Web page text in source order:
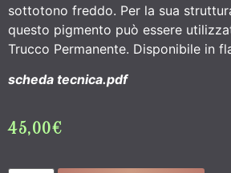
sottotono freddo. Per la sua
questo pigmento può essere
Trucco Permanente. Disponibile in
scheda tecnica.pdf
45,00€